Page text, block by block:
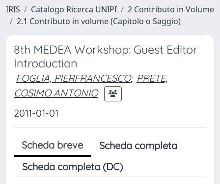
IRIS Catalogo Ricerca UNIPI
2 Contributo in Volume
2.1 Contributo in volume (Capitolo o Saggio)
8th MEDEA Workshop: Guest Editor
Introduction
FOGLIA, PIERFRANCESCO; PRETE,
COSIMO ANTONIO
2011-01-01
Scheda breve
Scheda completa
Scheda completa (DC)